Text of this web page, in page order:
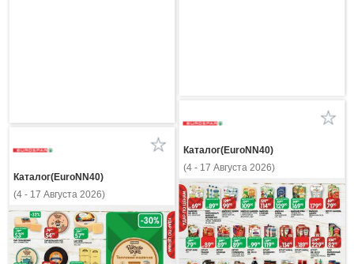
Каталог(EuroNN40)
(4 - 17 Августа 2026)
Каталог(EuroNN40)
(4 - 17 Августа 2026)